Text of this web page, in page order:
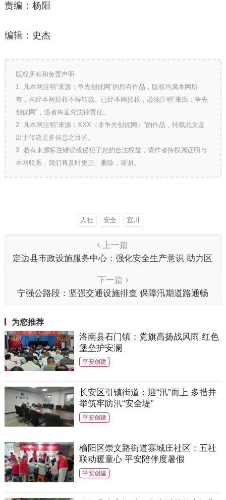
责编：杨阳
编辑：史杰
版权所有和免责声明
1. 凡本网注明“来源：争先创优网”的所有作品，版权均属本网所
有，未经本网授权不得转载。已经本网授权，必须注明“来源：争先
创优网”，违者将追究法律责任。
2. 凡本网注明“来源：XXX（非争先创优网）”的作品，转载此文是
出于传递更多信息之目的。
3. 若有来源标注错误或侵犯了您的合法权益，请作者持权属证明与
本网联系，我们将及时更正、删除，谢谢。
人社 安全 宜川
上一篇
定边县市政设施服务中心：强化安全生产意识 助力区
下一篇
宁强公路段：坚强交通设施排查 保障汛期道路通畅
为您推荐
洛南县石门镇：党旗高扬战风雨 红色
堡垒护安澜
平安创建
长安区引镇街道：迎“汛”而上 多措并
举筑牢防汛“安全堤”
平安创建
榆阳区崇文路街道寨城庄社区：五社
联动暖童心 平安陪伴度暑假
平安创建